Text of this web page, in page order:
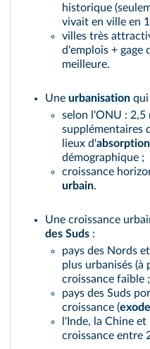
historique
vivait en ville en
villes très
d'emplois + gage
meilleure.
Une urbanisation qui
selon l'ONU : 2,5
supplémentaires
lieux d'absorption
démographique ;
croissance
urbain.
Une croissance
des Suds :
pays des Nords
plus urbanisés (à
croissance faible ;
pays des Suds
croissance (
l'Inde, la Chine
croissance entre